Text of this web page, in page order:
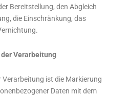
Bereitstellung, den Abgleich
die Einschränkung, das
Verarbeitung
Verarbeitung ist die Markierung
Daten mit dem